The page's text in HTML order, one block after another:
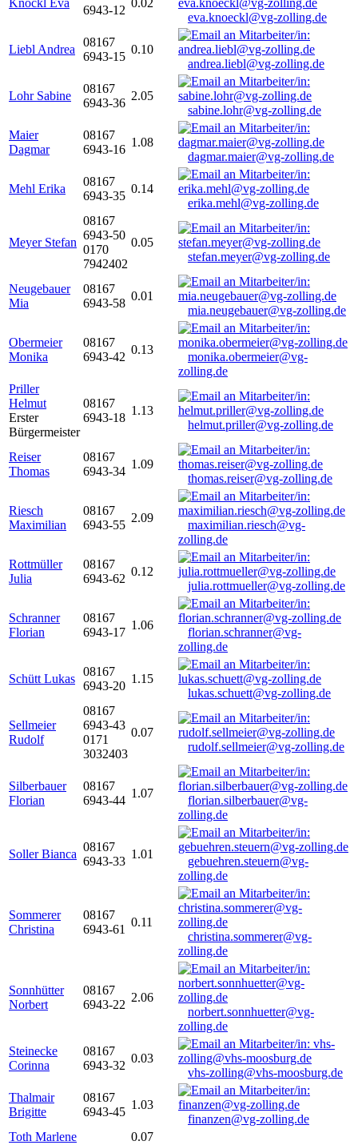
Knöckl Eva
6943-12
0.02
eva.knoeckl@vg-zolling.de
Liebl Andrea
08167
6943-15
0.10
andrea.liebl@vg-zolling.de
Lohr Sabine
08167
6943-36
2.05
sabine.lohr@vg-zolling.de
Maier
Dagmar
08167
6943-16
1.08
dagmar.maier@vg-zolling.de
Mehl Erika
08167
6943-35
0.14
erika.mehl@vg-zolling.de
Meyer Stefan
08167
6943-50
0170
7942402
0.05
stefan.meyer@vg-zolling.de
Neugebauer
Mia
08167
6943-58
0.01
mia.neugebauer@vg-zolling.de
Obermeier
Monika
08167
6943-42
0.13
monika.obermeier@vg-
zolling.de
Priller
Helmut
Erster
Bürgermeister
08167
6943-18
1.13
helmut.priller@vg-zolling.de
Reiser
Thomas
08167
6943-34
1.09
thomas.reiser@vg-zolling.de
Riesch
Maximilian
08167
6943-55
2.09
maximilian.riesch@vg-
zolling.de
Rottmüller
Julia
08167
6943-62
0.12
julia.rottmueller@vg-zolling.de
Schranner
Florian
08167
6943-17
1.06
florian.schranner@vg-
zolling.de
Schütt Lukas
08167
6943-20
1.15
lukas.schuett@vg-zolling.de
Sellmeier
Rudolf
08167
6943-43
0171
3032403
0.07
rudolf.sellmeier@vg-zolling.de
Silberbauer
Florian
08167
6943-44
1.07
florian.silberbauer@vg-
zolling.de
Soller Bianca
08167
6943-33
1.01
gebuehren.steuern@vg-
zolling.de
Sommerer
Christina
08167
6943-61
0.11
christina.sommerer@vg-
zolling.de
Sonnhütter
Norbert
08167
6943-22
2.06
norbert.sonnhuetter@vg-
zolling.de
Steinecke
Corinna
08167
6943-32
0.03
vhs-zolling@vhs-moosburg.de
Thalmair
Brigitte
08167
6943-45
1.03
finanzen@vg-zolling.de
Toth Marlene
0.07